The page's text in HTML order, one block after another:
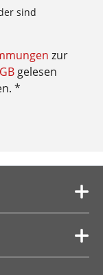
sind
zur
gelesen
*